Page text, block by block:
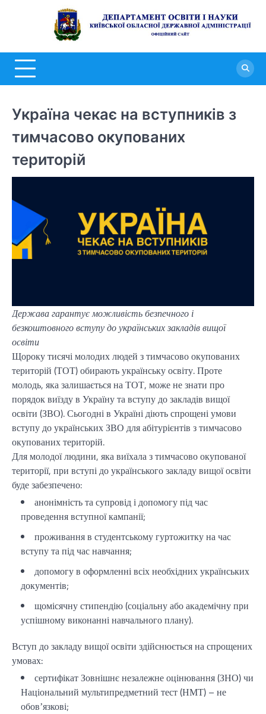
Україна чекає на вступників з
тимчасово окупованих
територій
Держава гарантує можливість безпечного і
безкоштовного вступу до українських закладів вищої
освіти
Щороку тисячі молодих людей з тимчасово окупованих
територій (ТОТ) обирають українську освіту. Проте
молодь, яка залишається на ТОТ, може не знати про
порядок виїзду в Україну та вступу до закладів вищої
освіти (ЗВО). Сьогодні в Україні діють спрощені умови
вступу до українських ЗВО для абітурієнтів з тимчасово
окупованих територій.
Для молодої людини, яка виїхала з тимчасово окупованої
території, при вступі до українського закладу вищої освіти
буде забезпечено:
анонімність та супровід і допомогу під час
проведення вступної кампанії;
проживання в студентському гуртожитку на час
вступу та під час навчання;
допомогу в оформленні всіх необхідних українських
документів;
щомісячну стипендію (соціальну або академічну при
успішному виконанні навчального плану).
Вступ до закладу вищої освіти здійснюється на спрощених
умовах:
сертифікат Зовнішнє незалежне оцінювання (ЗНО) чи
Національний мультипредметний тест (НМТ) – не
обовʼязкові;